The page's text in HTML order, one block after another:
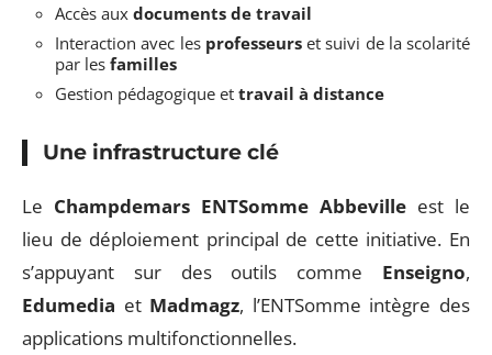
Accès aux documents de travail
Interaction avec les professeurset suivi de la scolarité
par les familles
Gestion pédagogique et travail à distance
Une infrastructure clé
Le Champdemars ENTSomme Abbeville est le
lieu de déploiement principal de cette initiative. En
s’appuyant sur des outils comme Enseigno,
Edumedia et Madmagz, l’ENTSomme intègre des
applications multifonctionnelles.